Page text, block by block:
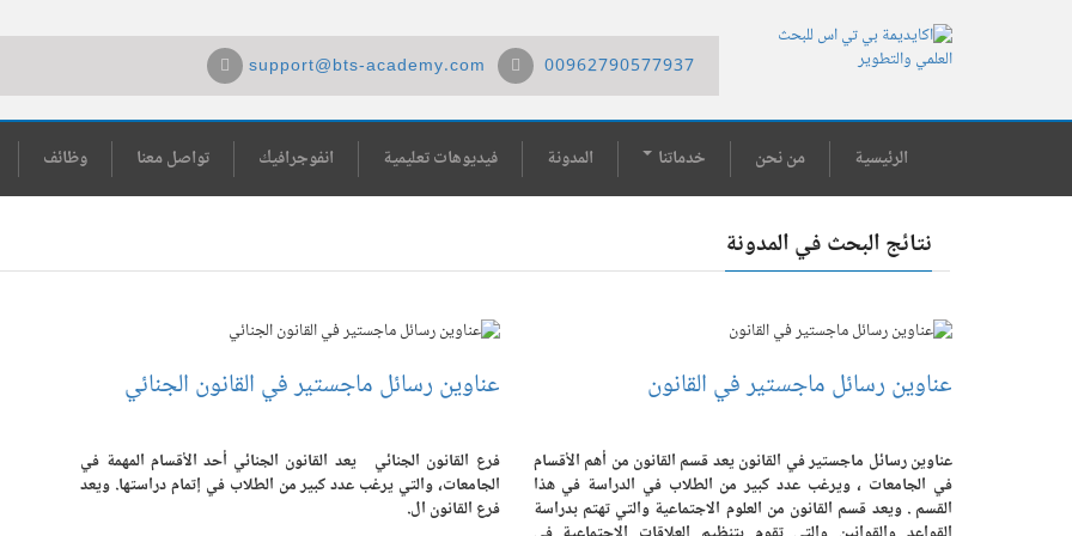
00962790577937
support@bts-academy.com
الرئيسية من نحن خدماتنا المدونة فيديوهات تعليمية انفوجرافيك تواصل معنا وظائف
نتائج البحث في المدونة
عناوين رسائل ماجستير في القانون
عناوين رسائل ماجستير في القانون يعد قسم القانون من أهم الأقسام
في الجامعات ، ويرغب عدد كبير من الطلاب في الدراسة في هذا
القسم . ويعد قسم القانون من العلوم الاجتماعية والتي تهتم بدراسة
عناوين رسائل ماجستير في القانون الجنائي
فرع القانون الجنائي يعد القانون الجنائي أحد الأقسام المهمة في
الجامعات، والتي يرغب عدد كبير من الطلاب في إتمام دراستها. ويعد
فرع القانون ال.